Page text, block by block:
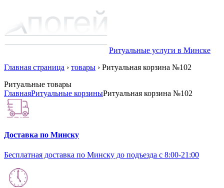
Ритуальные услуги в Минске
Главная страница › товары › Ритуальная корзина №102
Ритуальные товары
ГлавнаяРитуальные корзиныРитуальная корзина №102
Доставка по Минску
Бесплатная доставка по Минску до подъезда с 8:00-21:00